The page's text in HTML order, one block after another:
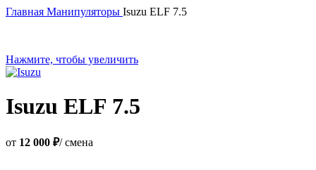
Главная Манипуляторы Isuzu ELF 7.5
Нажмите, чтобы увеличить
Isuzu ELF 7.5
от 12 000 ₽/ смена